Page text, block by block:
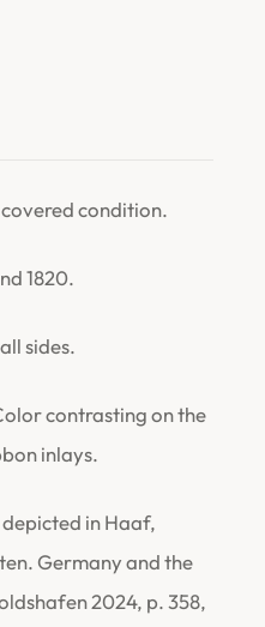
condition.
1820.
sides.
contrasting on the
inlays.
in Haaf,
Germany and the
2024, p. 358,